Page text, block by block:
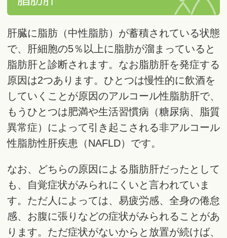
肝臓に脂肪（中性脂肪）が蓄積されている状態
で、肝細胞の5％以上に脂肪が溜まっていると
脂肪肝と診断されます。なお脂肪肝を発症する
原因は2つあります。ひとつは慢性的に飲酒を
していくことが原因のアルコール性脂肪肝で、
もうひとつは肥満や生活習慣病（糖尿病、脂質
異常症）によって引き起こされる非アルコール
性脂肪性肝疾患（NAFLD）です。
なお、どちらの原因による脂肪肝だったとして
も、自覚症状がみられにくいと言われていま
す。ただ人によっては、易疲労感、全身の倦怠
感、お腹に張りなどの症状がみられることがあ
ります。ただ症状がないからと放置が続けば、